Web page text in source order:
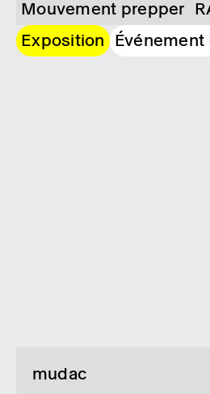
Mouvement prepper
Exposition Événement
mudac